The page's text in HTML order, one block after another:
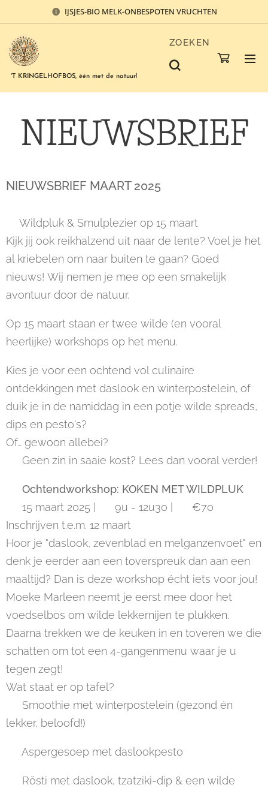
IJSJES-BIO MELK-ONBESPOTEN VRUCHTEN
'T KRINGELHOFBOS, één met de natuur!
ZOEKEN
NIEUWSBRIEF
NIEUWSBRIEF MAART 2025
🌿Wildpluk & Smulplezier op 15 maart🍃
Kijk jij ook reikhalzend uit naar de lente? Voel je het
al kriebelen om naar buiten te gaan? Goed
nieuws! Wij nemen je mee op een smakelijk
avontuur door de natuur.
Op 15 maart staan er twee wilde (en vooral
heerlijke) workshops op het menu.
Kies je voor een ochtend vol culinaire
ontdekkingen met daslook en winterpostelein, of
duik je in de namiddag in een potje wilde spreads,
dips en pesto's?
Of… gewoon allebei?
🍽️ Geen zin in saaie kost? Lees dan vooral verder!
Ochtendworkshop: KOKEN MET WILDPLUK
📅 15 maart 2025 | 🕘 9u - 12u30 | 💰 €70📌
Inschrijven t.e.m. 12 maart
Hoor je "daslook, zevenblad en melganzenvoet" en
denk je eerder aan een toverspreuk dan aan een
maaltijd? Dan is deze workshop écht iets voor jou!
Moeke Marleen neemt je eerst mee door het
voedselbos om wilde lekkernijen te plukken.
Daarna trekken we de keuken in en toveren we die
schatten om tot een 4-gangenmenu waar je u
tegen zegt!
Wat staat er op tafel?
🥤 Smoothie met winterpostelein (gezond én
lekker, beloofd!)
🥣 Aspergesoep met daslookpesto
🥔 Rösti met daslook, tzatziki-dip & een wilde